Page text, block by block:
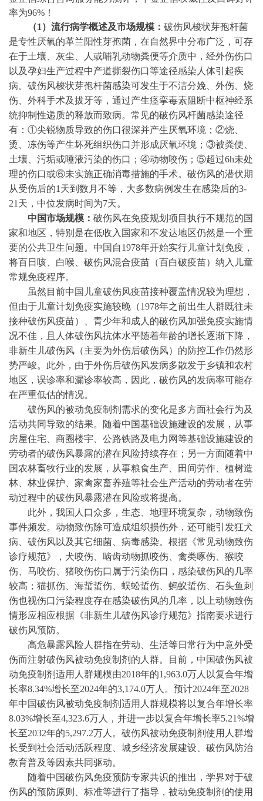
率为96%！
（1）流行病学概述及市场规模： 破伤风梭状芽孢杆菌
是专性厌氧的革兰阳性芽孢菌，在自然界中分布广泛，可存
在于土壤、灰尘、人或哺乳动物粪便等介质中，经外伤伤口
以及孕妇生产过程中产道撕裂伤口等途径感染人体引起疾
病。破伤风梭状芽孢杆菌感染可发生于不洁分娩、外伤、烧
伤、外科手术及拔牙等，通过产生痉挛毒素阻断中枢神经系
统抑制性递质的释放而致病。常见的破伤风杆菌感染途径
有： ①尖锐物质导致的伤口很深并产生厌氧环境；②烧、
烫、冻伤等产生坏死组织伤口并形成厌氧环境；③被粪便、
土壤、污垢或唾液污染的伤口；④动物咬伤；⑤超过6h未处
理的伤口或⑥未实施正确消毒措施的手术。破伤风的潜伏期
从受伤后的1天到数月不等，大多数病例发生在感染后的3-
21天，中位发病时间为7天。
中国市场规模： 破伤风在免疫规划项目执行不规范的国
家和地区，特别是在低收入国家和不发达地区仍然是一个重
要的公共卫生问题。中国自1978年开始实行儿童计划免疫，
将百日咳、白喉、破伤风混合疫苗（百白破疫苗）纳入儿童
常规免疫程序。
虽然目前中国儿童破伤风疫苗接种覆盖情况较为理想，
但由于儿童计划免疫实施较晚（1978年之前出生人群既往未
接种破伤风疫苗）、青少年和成人的破伤风加强免疫实施情
况不佳，且人体破伤风抗体水平随着年龄的增长逐渐下降，
非新生儿破伤风（主要为外伤后破伤风）的防控工作仍然形
势严峻。此外，由于外伤后破伤风发病多散发于乡镇和农村
地区，误诊率和漏诊率较高，因此，破伤风的发病率可能存
在严重低估的情况。
破伤风的被动免疫制剂需求的变化是多方面社会行为及
活动共同导致的结果。随着中国基础设施建设的发展，从事
房屋住宅、商圈楼宇、公路铁路及电力网等基础设施建设的
劳动者的破伤风暴露的潜在风险持续存在；另一方面随着中
国农林畜牧行业的发展，从事粮食生产、田间劳作、植树造
林、林业保护、家禽家畜养殖等社会生产活动的劳动者在劳
动过程中的破伤风暴露潜在风险或将提高。
此外，我国人口众多，生态、地理环境复杂，动物致伤
事件频发。动物致伤除可造成组织损伤外，还可能引发狂犬
病、破伤风以及其它细菌、病毒感染。根据《常见动物致伤
诊疗规范》，犬咬伤、啮齿动物抓咬伤、禽类啄伤、猴咬
伤、马咬伤、猪咬伤伤口属于污染伤口，感染破伤风的几率
较高；猫抓伤、海蜇蜇伤、蜈蚣蜇伤、蚂蚁蜇伤、石头鱼刺
伤也视伤口污染程度存在感染破伤风的几率，以上动物致伤
情形应相应根据《非新生儿破伤风诊疗规范》指南要求进行
破伤风预防。
高危暴露风险人群指在劳动、生活等日常行为中意外受
伤而注射破伤风被动免疫制剂的人群。目前，中国破伤风被
动免疫制剂适用人群规模由2018年的1,963.0万人以复合年增
长率8.34%增长至2024年的3,174.0万人。预计2024年至2028
年中国破伤风被动免疫制剂适用人群规模将以复合年增长率
8.03%增长至4,323.6万人，并进一步以复合年增长率5.21%增
长至2032年的5,297.2万人。破伤风被动免疫制剂使用人群增
长受到社会活动活跃程度、城乡经济发展建设、破伤风防治
教育普及等因素共同驱动。
随着中国破伤风免疫预防专家共识的推出，学界对于破
伤风的预防原则、标准等进行了指导，被动免疫制剂的使用